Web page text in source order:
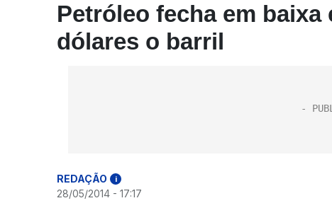
Petróleo fecha em baixa
dólares o barril
REDAÇÃO i
28/05/2014 - 17:17